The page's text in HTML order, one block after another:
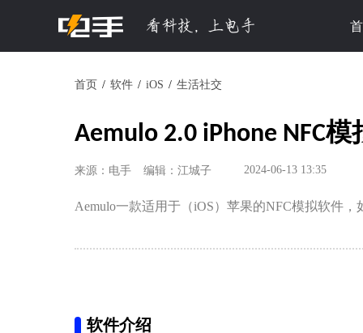
首页 软件 iOS 生活社交
Aemulo 2.0 iPhone NFC
来源：电手 编辑：江城子 2024-06-13 13:35
Aemulo一款适用于（iOS）苹果的NFC模拟软件
软件介绍